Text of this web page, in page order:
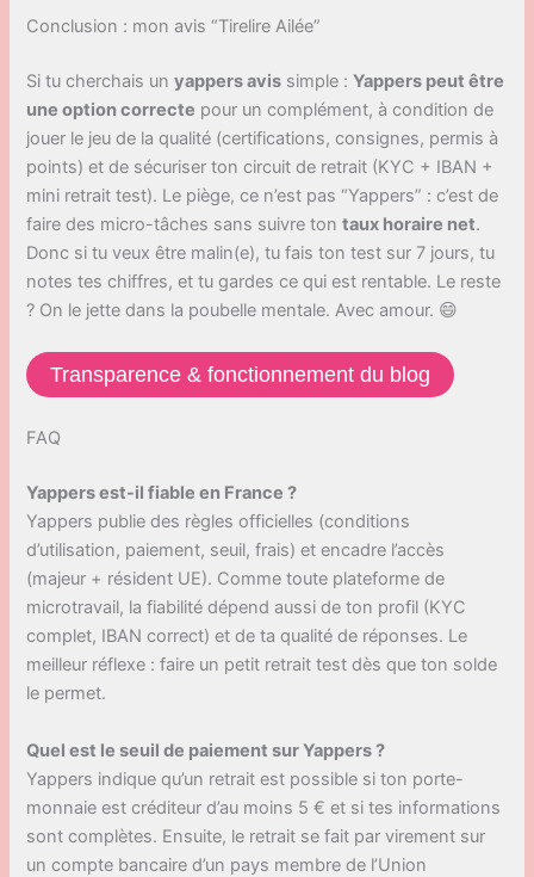
Conclusion : mon avis “Tirelire Ailée”
Si tu cherchais unyappers avis simple :Yappers peut être
une option correcte pour un complément, à condition de
jouer le jeu de la qualité (certifications, consignes, permis à
points) et de sécuriser ton circuit de retrait (KYC + IBAN +
mini retrait test). Le piège, ce n’est pas “Yappers” : c’est de
faire des micro-tâches sans suivre tontaux horaire net.
Donc si tu veux être malin(e), tu fais ton test sur 7 jours, tu
notes tes chiffres, et tu gardes ce qui est rentable. Le reste
? On le jette dans la poubelle mentale. Avec amour. 😄
Transparence & fonctionnement du blog
FAQ
Yappers est-il fiable en France ?
Yappers publie des règles officielles (conditions
d’utilisation, paiement, seuil, frais) et encadre l’accès
(majeur + résident UE). Comme toute plateforme de
microtravail, la fiabilité dépend aussi de ton profil (KYC
complet, IBAN correct) et de ta qualité de réponses. Le
meilleur réflexe : faire un petit retrait test dès que ton solde
le permet.
Quel est le seuil de paiement sur Yappers ?
Yappers indique qu’un retrait est possible si ton porte-
monnaie est créditeur d’au moins 5 € et si tes informations
sont complètes. Ensuite, le retrait se fait par virement sur
un compte bancaire d’un pays membre de l’Union